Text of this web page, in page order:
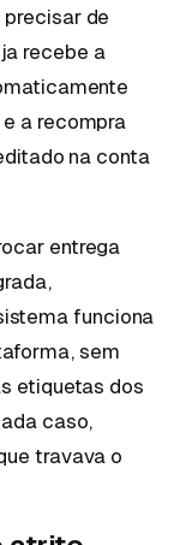
de
recebe a
a recompra
na conta
entrega
funciona
sem
etiquetas dos
caso,
travava o